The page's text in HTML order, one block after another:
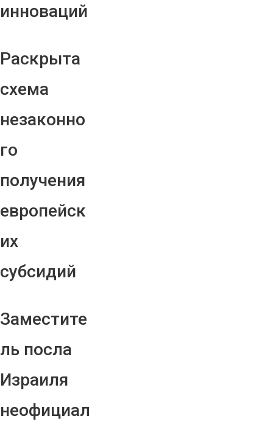
инноваций
Раскрыта
схема
незаконно
го
получения
европейск
их
субсидий
Заместите
ль посла
Израиля
неофициал